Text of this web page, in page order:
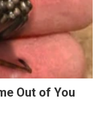
Out of You